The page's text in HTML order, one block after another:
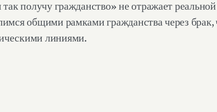
так получу гражданство» не отражает
общими рамками гражданства через
линиями.